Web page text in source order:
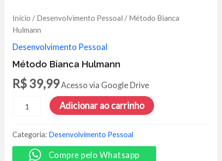
Início / Desenvolvimento Pessoal / Método Bianca
Hulmann
Desenvolvimento Pessoal
Método Bianca Hulmann
R$ 39,99Acesso via Google Drive
Bianca
quantidade
Adicionar ao carrinho
Categoria: Desenvolvimento Pessoal
Compre pelo Whatsapp